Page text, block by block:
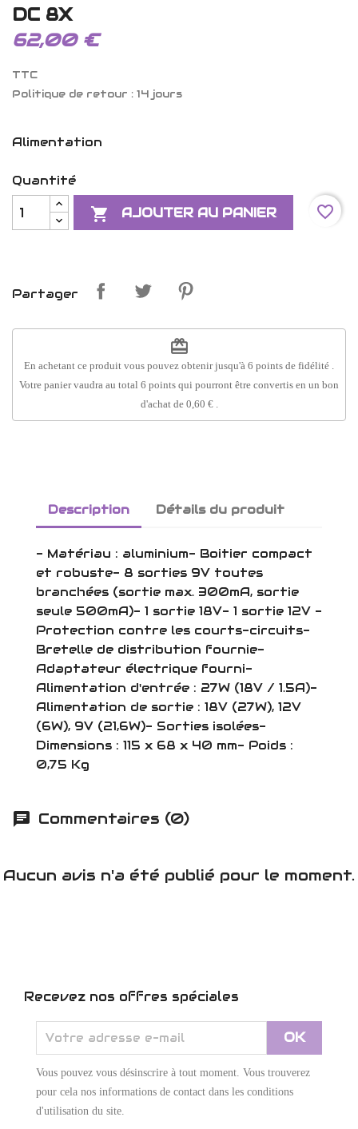
DC 8X
62,00 €
TTC
Politique de retour : 14 jours
Alimentation
Quantité
 AJOUTER AU PANIER favorite_border
Partager
redeem
En achetant ce produit vous pouvez obtenir jusqu'à 6 points de fidélité
Votre panier vaudra au total 6 points qui pourront être convertis en un bon
d'achat de 0,60 €.
Description Détails du produit
- Matériau : aluminium- Boitier compact
et robuste- 8 sorties 9V toutes
branchées (sortie max. 300mA, sortie
seule 500mA)- 1 sortie 18V- 1 sortie 12V -
Protection contre les courts-circuits-
Bretelle de distribution fournie-
Adaptateur électrique fourni-
Alimentation d'entrée : 27W (18V / 1.5A)-
Alimentation de sortie : 18V (27W), 12V
(6W), 9V (21,6W)- Sorties isolées-
Dimensions : 115 x 68 x 40 mm- Poids :
0,75 Kg
Commentaires (0)
Aucun avis n'a été publié pour le moment.
Recevez nos offres spéciales
Vous pouvez vous désinscrire à tout moment. Vous trouverez
pour cela nos informations de contact dans les conditions
d'utilisation du site.